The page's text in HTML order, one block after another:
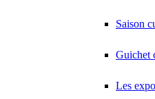
Saison
Guichet
Les